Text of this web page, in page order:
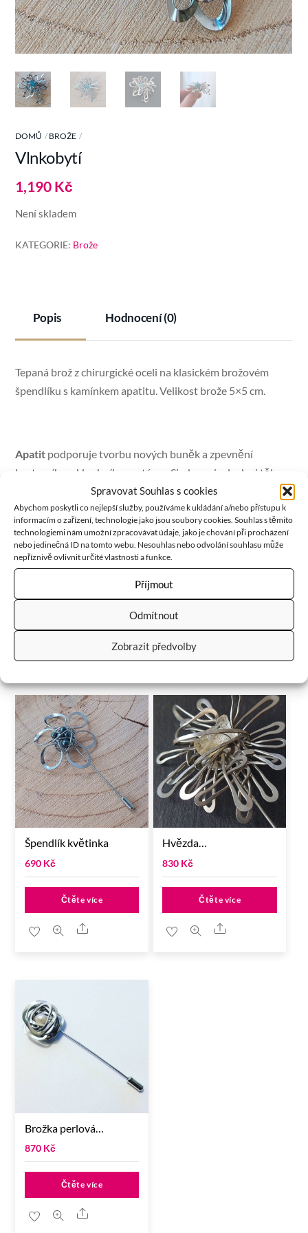
Spravovat Souhlas s cookies
Abychom poskytli co nejlepší služby, používáme k ukládání a/nebo přístupu k
informacím o zařízení, technologie jako jsou soubory cookies. Souhlas s těmito
technologiemi nám umožní zpracovávat údaje, jako je chování při procházení
nebo jedinečná ID na tomto webu. Nesouhlas nebo odvolání souhlasu může
nepříznivě ovlivnit určité vlastnosti a funkce.
Příjmout
Odmítnout
Zobrazit předvolby
DOMŮ BROŽE
Vlnkobytí
1,190 Kč
Není skladem
KATEGORIE: Brože
Popis Hodnocení (0)
Tepaná brož z chirurgické oceli na klasickém brožovém
špendlíku s kamínkem apatitu. Velikost brože 5×5 cm.
Apatit podporuje tvorbu nových buněk a zpevnění
kosterního a kloubního systému. Sjednocuje ducha i tělo a
eliminuje přílišné nebo nedostatečné toky energie, které
jsou projevem malátnosti, únavy nebo v opačném případě
hyperaktivita. Pomáhá nám vstřebávat vápník, čímž
podporuje chrupavky, kosti a zuby. Napomáhá nám
kontrolovat pocit hladu, potlačuje ho a zlepšuje funkci
metabolismus, povzbuzuje nás k osvojení zdravějších
stravovacích návyků. Zvyšuje motivaci.
RELATEDPRODUCTS
Špendlík květinka
690 Kč
Čtěte více
Share
Hvězda…
830 Kč
Čtěte více
Share
Brožka perlová…
870 Kč
Čtěte více
Share